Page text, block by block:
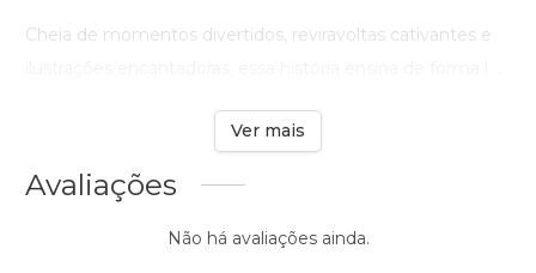
Cheia de momentos divertidos, reviravoltas cativantes e
Ver mais
Avaliações
Não há avaliações ainda.